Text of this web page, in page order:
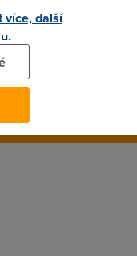
Atlasu u nás.
- jakousi
více, další